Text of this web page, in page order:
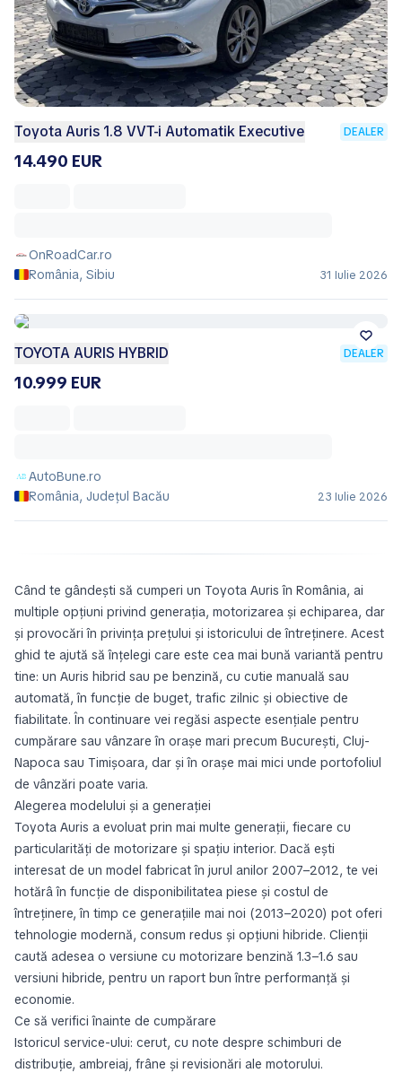
Toyota Auris 1.8 VVT-i Automatik Executive DEALER
14.490 EUR
OnRoadCar.ro
România, Sibiu
31 Iulie 2026
TOYOTA AURIS HYBRID DEALER
10.999 EUR
AutoBune.ro
România, Județul Bacău
23 Iulie 2026
Când te gândești să cumperi un Toyota Auris în România, ai
multiple opțiuni privind generația, motorizarea și echiparea, dar
și provocări în privința prețului și istoricului de întreținere. Acest
ghid te ajută să înțelegi care este cea mai bună variantă pentru
tine: un Auris hibrid sau pe benzină, cu cutie manuală sau
automată, în funcție de buget, trafic zilnic și obiective de
fiabilitate. În continuare vei regăsi aspecte esențiale pentru
cumpărare sau vânzare în orașe mari precum București, Cluj-
Napoca sau Timișoara, dar și în orașe mai mici unde portofoliul
de vânzări poate varia.
Alegerea modelului și a generației
Toyota Auris a evoluat prin mai multe generații, fiecare cu
particularități de motorizare și spațiu interior. Dacă ești
interesat de un model fabricat în jurul anilor 2007–2012, te vei
hotărâ în funcție de disponibilitatea piese și costul de
întreținere, în timp ce generațiile mai noi (2013–2020) pot oferi
tehnologie modernă, consum redus și opțiuni hibride. Clienții
caută adesea o versiune cu motorizare benzină 1.3–1.6 sau
versiuni hibride, pentru un raport bun între performanță și
economie.
Ce să verifici înainte de cumpărare
Istoricul service-ului: cerut, cu note despre schimburi de
distribuție, ambreiaj, frâne și revisionări ale motorului.